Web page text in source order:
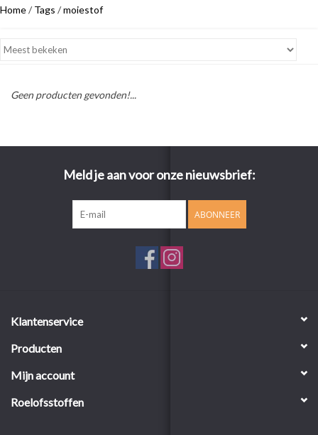
Home/ Tags /moiestof
Geen producten gevonden!...
Meld je aan voor onze nieuwsbrief:
ABONNEER
Klantenservice
Producten
Mijn account
Roelofsstoffen